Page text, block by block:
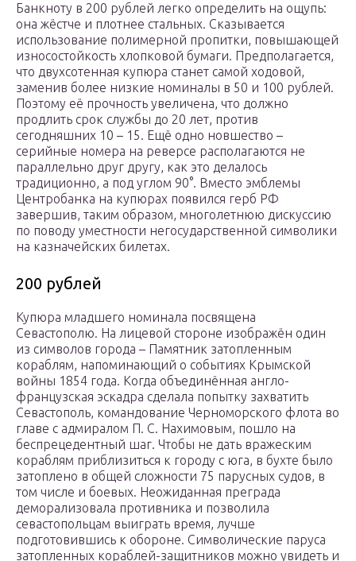
Банкноту в 200 рублей легко определить на ощупь:
она жёстче и плотнее стальных. Сказывается
использование полимерной пропитки, повышающей
износостойкость хлопковой бумаги. Предполагается,
что двухсотенная купюра станет самой ходовой,
заменив более низкие номиналы в 50 и 100 рублей.
Поэтому её прочность увеличена, что должно
продлить срок службы до 20 лет, против
сегодняшних 10 – 15. Ещё одно новшество –
серийные номера на реверсе располагаются не
параллельно друг другу, как это делалось
традиционно, а под углом 90°. Вместо эмблемы
Центробанка на купюрах появился герб РФ
завершив, таким образом, многолетнюю дискуссию
по поводу уместности негосударственной символики
на казначейских билетах.
200 рублей
Купюра младшего номинала посвящена
Севастополю. На лицевой стороне изображён один
из символов города – Памятник затопленным
кораблям, напоминающий о событиях Крымской
войны 1854 года. Когда объединённая англо-
французская эскадра сделала попытку захватить
Севастополь, командование Черноморского флота во
главе с адмиралом П. С. Нахимовым, пошло на
беспрецедентный шаг. Чтобы не дать вражеским
кораблям приблизиться к городу с юга, в бухте было
затоплено в общей сложности 75 парусных судов, в
том числе и боевых. Неожиданная преграда
деморализовала противника и позволила
севастопольцам выиграть время, лучше
подготовившись к обороне. Символические паруса
затопленных кораблей-защитников можно увидеть и